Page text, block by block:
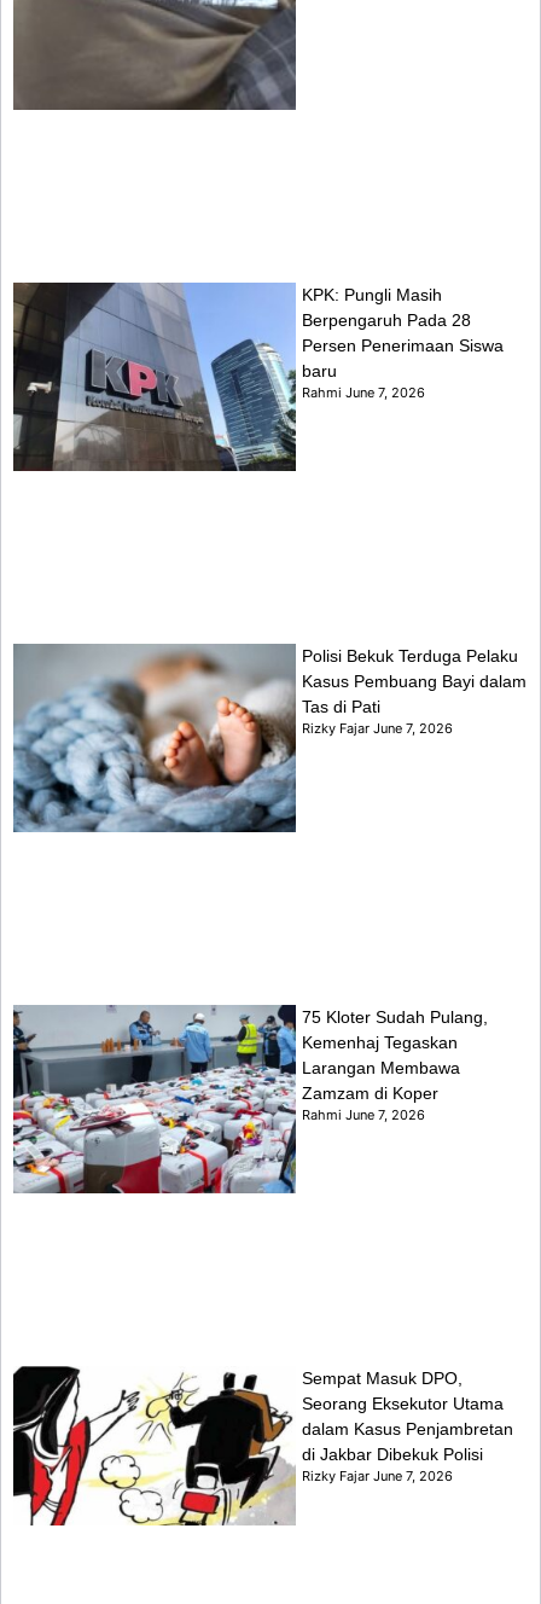
KPK: Pungli Masih
Berpengaruh Pada 28
Persen Penerimaan Siswa
baru
RahmiJune 7, 2026
Polisi Bekuk Terduga Pelaku
Kasus Pembuang Bayi dalam
Tas di Pati
Rizky FajarJune 7, 2026
75 Kloter Sudah Pulang,
Kemenhaj Tegaskan
Larangan Membawa
Zamzam di Koper
RahmiJune 7, 2026
Sempat Masuk DPO,
Seorang Eksekutor Utama
dalam Kasus Penjambretan
di Jakbar Dibekuk Polisi
Rizky FajarJune 7, 2026